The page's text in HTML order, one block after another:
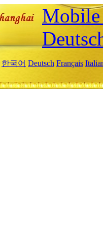
한국어 Deutsch Français